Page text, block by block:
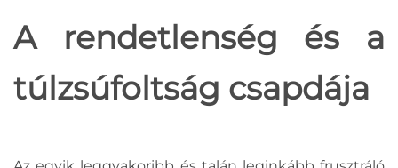
A rendetlenség és a
túlzsúfoltság csapdája